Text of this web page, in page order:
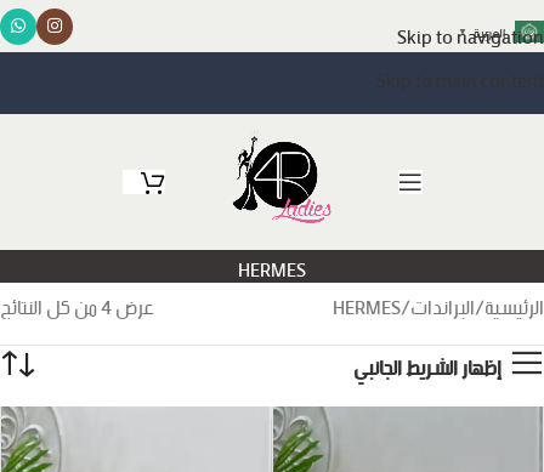
Skip to navigation
Skip to main content
العربية ▼
مرحبا بكم في فور ليدي حيث الأناقة
HERMES
الرئيسية البراندات HERMES
عرض ⁦4⁩ من كل النتائج
إظهار الشريط الجانبي